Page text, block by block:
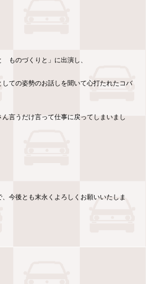
ものづくりと」に出演し、
ての姿勢のお話しを聞いて心打たれたコバ
言うだけ言って仕事に戻ってしまいまし
今後とも末永くよろしくお願いいたしま